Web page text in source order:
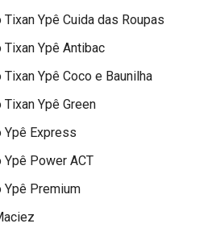
Ypê Cuida das Roupas
Ypê Antibac
Ypê Coco e Baunilha
Ypê Green
Ypê Express
Ypê Power ACT
Ypê Premium